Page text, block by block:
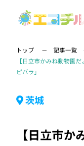
トップ
記事一覧
【日立市かみね動物園
ピバラ」
茨城
【日立市か